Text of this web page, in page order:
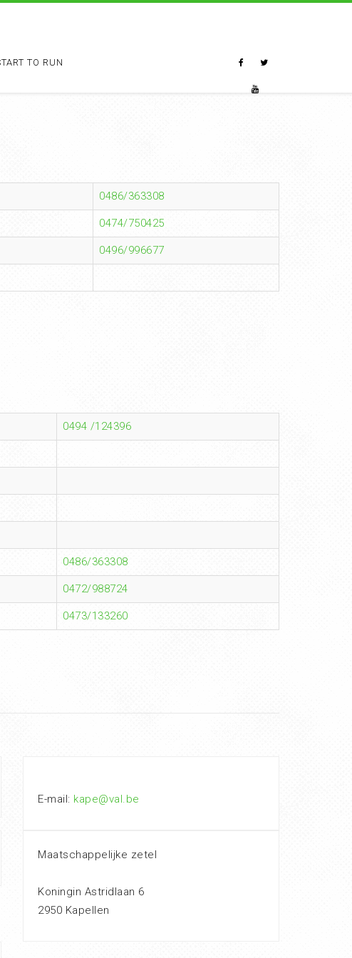
TO RUN
0486/363308
0474/750425
0496/996677
0494 /124396
0486/363308
0472/988724
0473/133260
E-mail: kape@val.be
Maatschappelijke zetel
Koningin Astridlaan 6
2950 Kapellen